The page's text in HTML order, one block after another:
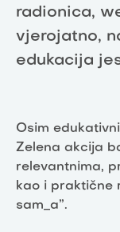
radionica,
vjerojatno,
edukacija
Osim
Zelena akcija
relevantnima,
kao i praktične
sam_a”.